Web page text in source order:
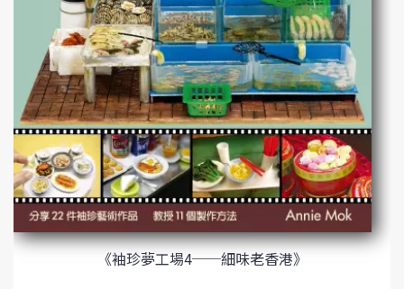
《袖珍夢工場4──細味老香港》